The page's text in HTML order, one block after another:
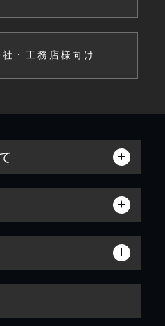
・工務店様向け